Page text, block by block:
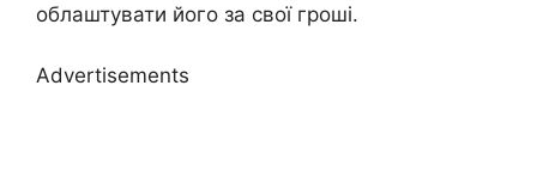
облаштувати його за свої гроші.
Advertisements